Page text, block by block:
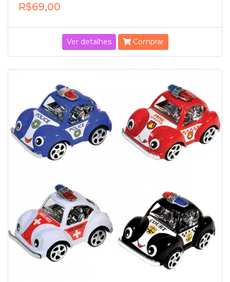
R$69,00
Ver detalhes Comprar